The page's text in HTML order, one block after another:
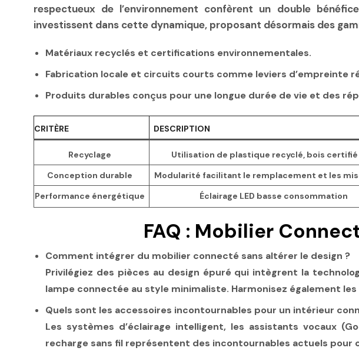
respectueux de l’environnement confèrent un double
investissent dans cette dynamique, proposant désormais des
Matériaux recyclés et certifications environnementales.
Fabrication locale et circuits courts comme leviers d’empreinte
Produits durables conçus pour une longue durée de vie et des
CRITÈRE DESCRIPTION
Recyclage Utilisation de plastique recyclé, bois certifié
Conception durable
Modularité facilitant le remplacement et les
Performance énergétique
Éclairage LED basse consommation
FAQ : Mobilier
Comment intégrer du mobilier connecté sans altérer le design ?
Privilégiez des pièces au design épuré qui intègrent la
lampe connectée au style minimaliste. Harmonisez également
Quels sont les accessoires incontournables pour un intérieur
Les systèmes d’éclairage intelligent, les assistants vocaux
recharge sans fil représentent des incontournables actuels